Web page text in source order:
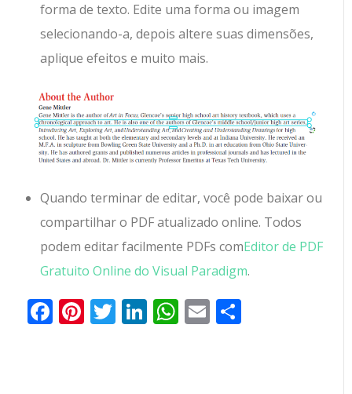
forma de texto. Edite uma forma ou imagem
selecionando-a, depois altere suas dimensões,
aplique efeitos e muito mais.
Quando terminar de editar, você pode baixar ou
compartilhar o PDF atualizado online. Todos
podem editar facilmente PDFs comEditor de PDF
Gratuito Online do Visual Paradigm.
Facebook
Pinterest
Twitter
LinkedIn
WhatsApp
Email